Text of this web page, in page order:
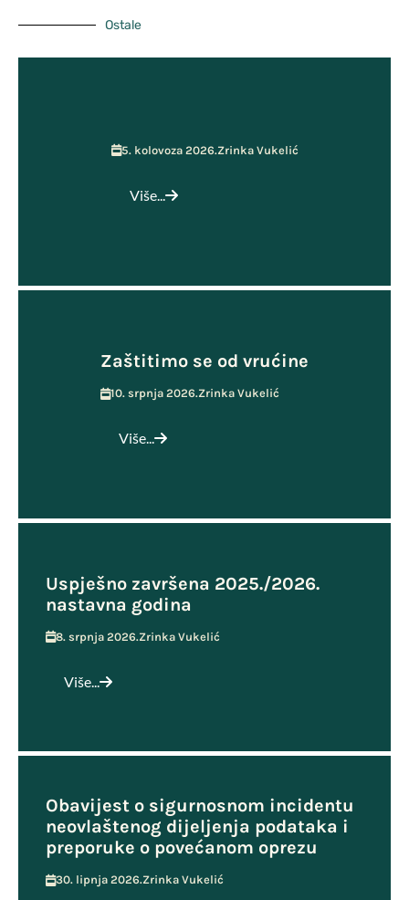
Ostale
5. kolovoza 2026.Zrinka Vukelić
Više...
Zaštitimo se od vrućine
10. srpnja 2026.Zrinka Vukelić
Više...
Uspješno završena 2025./2026.
nastavna godina
8. srpnja 2026.Zrinka Vukelić
Više...
Obavijest o sigurnosnom incidentu
neovlaštenog dijeljenja podataka i
preporuke o povećanom oprezu
30. lipnja 2026.Zrinka Vukelić